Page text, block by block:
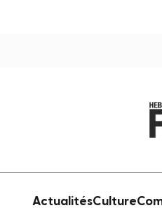
ActualitésCulture